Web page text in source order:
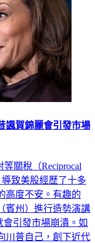
諷賀錦麗會引發市場
關稅（Reciprocal
致美股經歷了十多
高度不安。有趣的
賓州）進行造勢演講
會引發市場崩潰。如
川普自己，創下近代